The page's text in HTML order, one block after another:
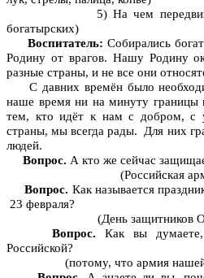
5) На чем передвигались
богатырских)
Воспитатель: Собирались
Родину от врагов. Нашу Родину
разные страны, и не все они
С давних времён было
наше время ни на минуту границы
тем, кто идёт к нам с добром, с
страны, мы всегда рады. Для них
людей.
Вопрос. А кто же сейчас
(Российская
Вопрос. Как называется
23 февраля?
(День защитников
Вопрос. Как вы
Российской?
(потому, что армия нашей